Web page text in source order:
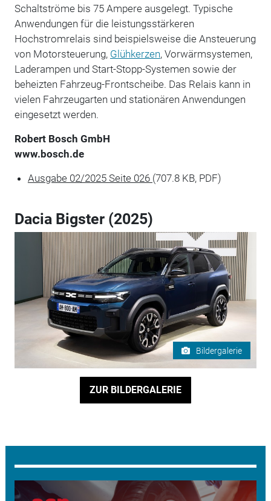
Schaltströme bis 75 Ampere ausgelegt. Typische
Anwendungen für die leistungsstärkeren
Hochstromrelais sind beispielsweise die Ansteuerung
von Motorsteuerung, Glühkerzen, Vorwärmsystemen,
Laderampen und Start-Stopp-Systemen sowie der
beheizten Fahrzeug-Frontscheibe. Das Relais kann in
vielen Fahrzeugarten und stationären Anwendungen
eingesetzt werden.
Robert Bosch GmbH
www.bosch.de
Ausgabe 02/2025 Seite 026 (707.8 KB, PDF)
Dacia Bigster (2025)
Bildergalerie
ZUR BILDERGALERIE